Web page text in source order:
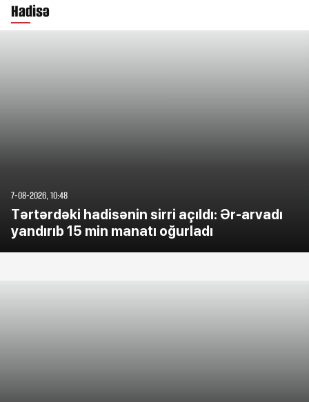
Hadisə
7-08-2026, 10:48
Tərtərdəki hadisənin sirri açıldı: Ər-arvadı
yandırıb 15 min manatı oğurladı